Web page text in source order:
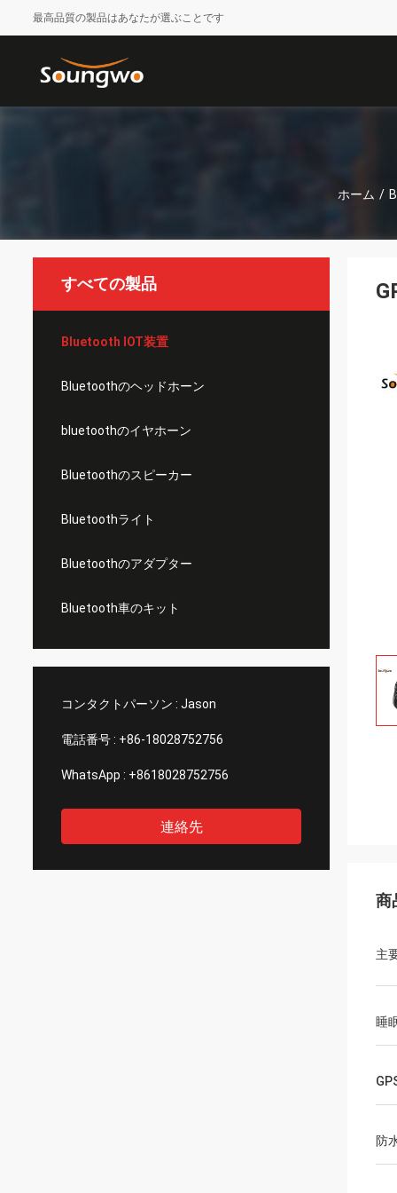
最高品質の製品はあなたが選ぶことです
ホーム /
すべての製品
Bluetooth IOT装置
Bluetoothのヘッドホーン
bluetoothのイヤホーン
Bluetoothのスピーカー
Bluetoothライト
Bluetoothのアダプター
Bluetooth車のキット
コンタクトパーソン : Jason
電話番号 : +86-18028752756
WhatsApp : +8618028752756
連絡先
商
主
睡
防